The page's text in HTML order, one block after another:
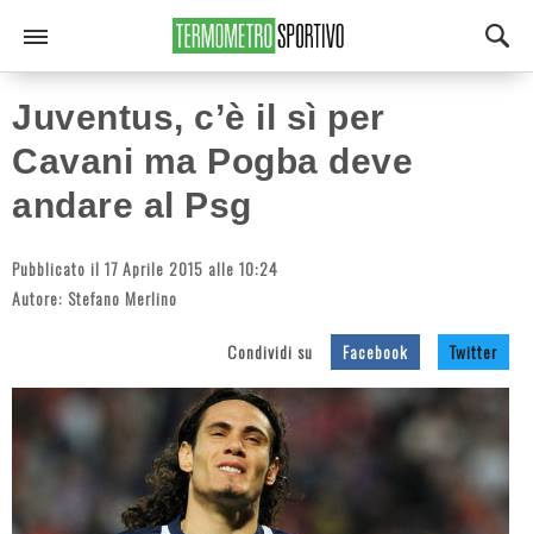
Juventus, c’è il sì per
Cavani ma Pogba deve
andare al Psg
Pubblicato il 17 Aprile 2015 alle 10:24
Autore: Stefano Merlino
Condividi su Facebook Twitter